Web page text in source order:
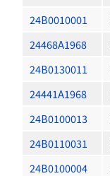
24B0010001
24468A1968
24B0130011
24441A1968
24B0100013
24B0110031
24B0100004